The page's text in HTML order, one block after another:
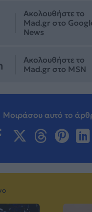
Ακολουθήστε το
Mad.gr στο
News
Ακολουθήστε το
Mad.gr στο MSN
Μοιράσου αυτό το